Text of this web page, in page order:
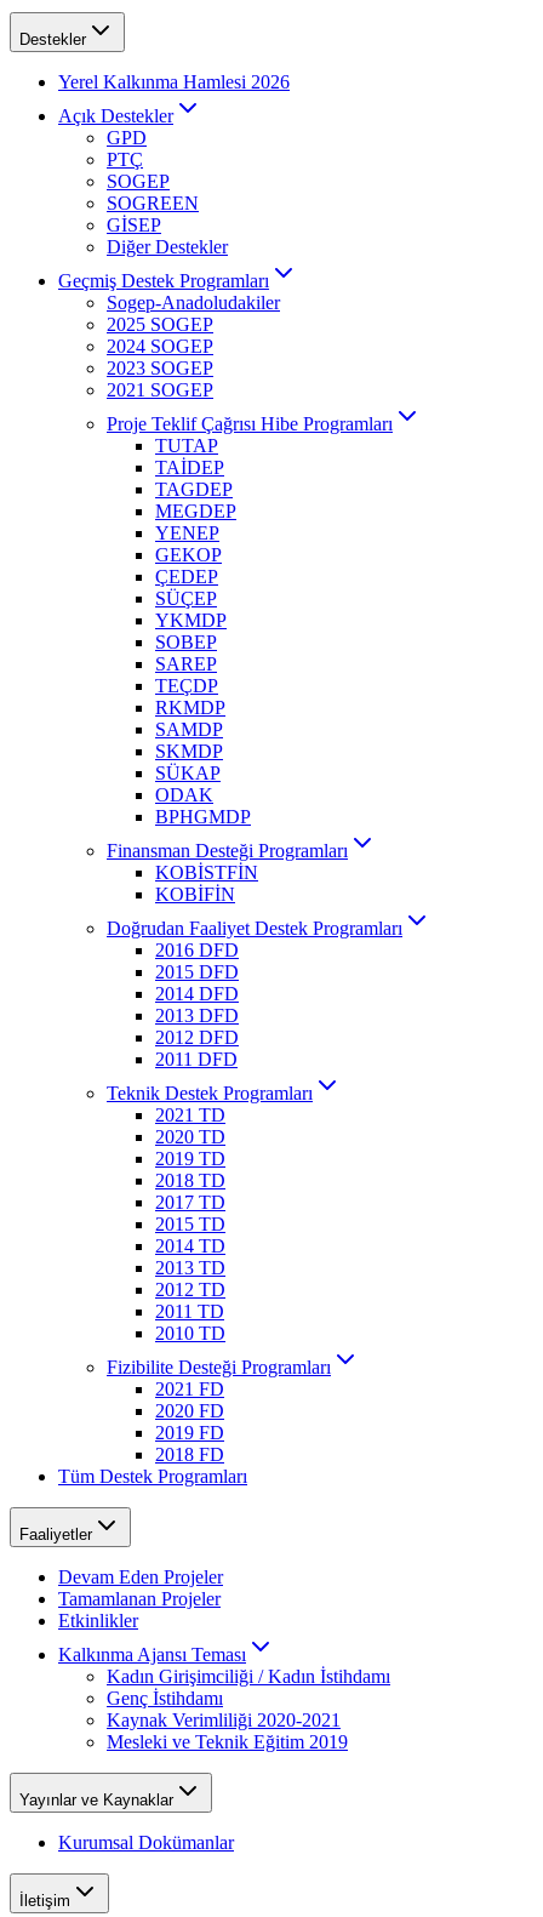
Destekler
Yerel Kalkınma Hamlesi 2026
Açık Destekler
GPD
PTÇ
SOGEP
SOGREEN
GİSEP
Diğer Destekler
Geçmiş Destek Programları
Sogep-Anadoludakiler
2025 SOGEP
2024 SOGEP
2023 SOGEP
2021 SOGEP
Proje Teklif Çağrısı Hibe Programları
TUTAP
TAİDEP
TAGDEP
MEGDEP
YENEP
GEKOP
ÇEDEP
SÜÇEP
YKMDP
SOBEP
SAREP
TEÇDP
RKMDP
SAMDP
SKMDP
SÜKAP
ODAK
BPHGMDP
Finansman Desteği Programları
KOBİSTFİN
KOBİFİN
Doğrudan Faaliyet Destek Programları
2016 DFD
2015 DFD
2014 DFD
2013 DFD
2012 DFD
2011 DFD
Teknik Destek Programları
2021 TD
2020 TD
2019 TD
2018 TD
2017 TD
2015 TD
2014 TD
2013 TD
2012 TD
2011 TD
2010 TD
Fizibilite Desteği Programları
2021 FD
2020 FD
2019 FD
2018 FD
Tüm Destek Programları
Faaliyetler
Devam Eden Projeler
Tamamlanan Projeler
Etkinlikler
Kalkınma Ajansı Teması
Kadın Girişimciliği / Kadın İstihdamı
Genç İstihdamı
Kaynak Verimliliği 2020-2021
Mesleki ve Teknik Eğitim 2019
Yayınlar ve Kaynaklar
Kurumsal Dokümanlar
İletişim